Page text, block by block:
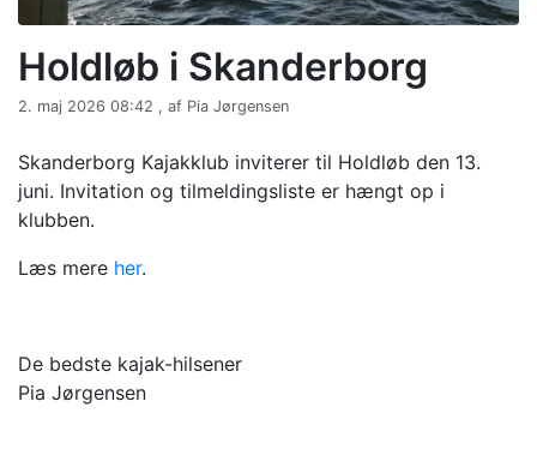
Holdløb i Skanderborg
2. maj 2026 08:42 , af Pia Jørgensen
Skanderborg Kajakklub inviterer til Holdløb den 13.
juni. Invitation og tilmeldingsliste er hængt op i
klubben.
Læs mere her.
De bedste kajak-hilsener
Pia Jørgensen